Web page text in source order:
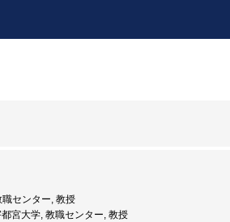
センター, 教授
宮大学, 教職センター, 教授